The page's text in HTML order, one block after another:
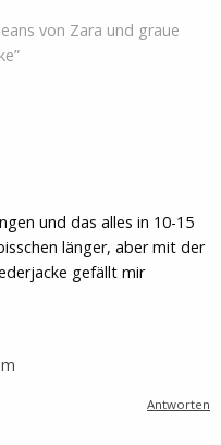
von Zara und graue
und das alles in 10-15
länger, aber mit der
gefällt mir
Antworten